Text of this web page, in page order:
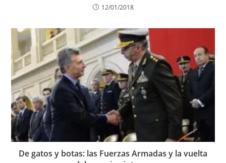
12/01/2018
De gatos y botas: las Fuerzas Armadas y la vuelta